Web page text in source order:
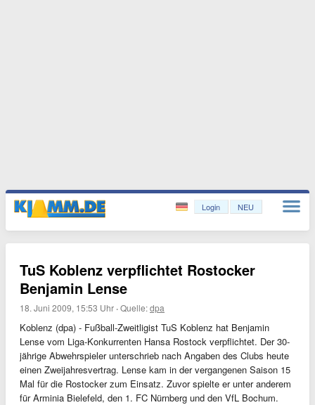
Login NEU
TuS Koblenz verpflichtet Rostocker
Benjamin Lense
18. Juni 2009, 15:53 Uhr ·Quelle:dpa
Koblenz (dpa) - Fußball-Zweitligist TuS Koblenz hat Benjamin
Lense vom Liga-Konkurrenten Hansa Rostock verpflichtet. Der 30-
jährige Abwehrspieler unterschrieb nach Angaben des Clubs heute
einen Zweijahresvertrag. Lense kam in der vergangenen Saison 15
Mal für die Rostocker zum Einsatz. Zuvor spielte er unter anderem
für Arminia Bielefeld, den 1. FC Nürnberg und den VfL Bochum.